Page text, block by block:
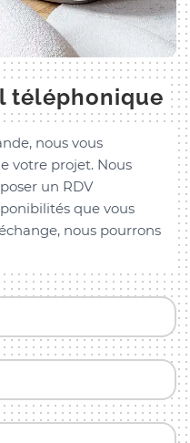
téléphonique
nous vous
votre projet. Nous
un RDV
que vous
nous pourrons